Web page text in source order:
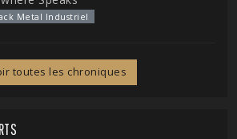
Metal Industriel
toutes les chroniques